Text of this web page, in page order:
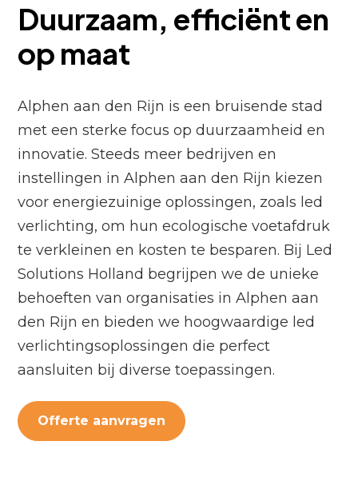
Duurzaam, efficiënt en
op maat
Alphen aan den Rijn is een bruisende stad
met een sterke focus op duurzaamheid en
innovatie. Steeds meer bedrijven en
instellingen in Alphen aan den Rijn kiezen
voor energiezuinige oplossingen, zoals led
verlichting, om hun ecologische voetafdruk
te verkleinen en kosten te besparen. Bij Led
Solutions Holland begrijpen we de unieke
behoeften van organisaties in Alphen aan
den Rijn en bieden we hoogwaardige led
verlichtingsoplossingen die perfect
aansluiten bij diverse toepassingen.
Offerte aanvragen